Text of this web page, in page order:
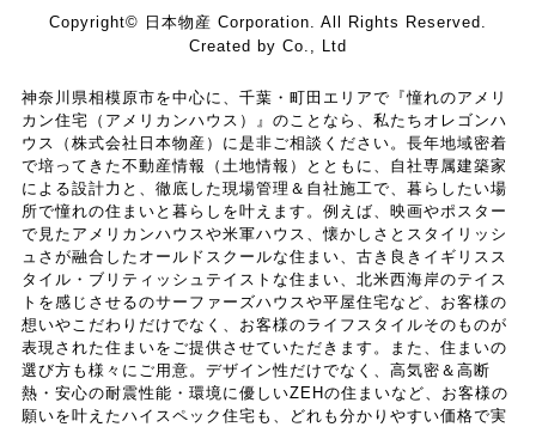
Copyright© 日本物産 Corporation. All Rights Reserved.
Created by Co., Ltd
神奈川県相模原市を中心に、千葉・町田エリアで『憧れのアメリ
カン住宅（アメリカンハウス）』のことなら、私たちオレゴンハ
ウス（株式会社日本物産）に是非ご相談ください。長年地域密着
で培ってきた不動産情報（土地情報）とともに、自社専属建築家
による設計力と、徹底した現場管理＆自社施工で、暮らしたい場
所で憧れの住まいと暮らしを叶えます。例えば、映画やポスター
で見たアメリカンハウスや米軍ハウス、懐かしさとスタイリッシ
ュさが融合したオールドスクールな住まい、古き良きイギリスス
タイル・ブリティッシュテイストな住まい、北米西海岸のテイス
トを感じさせるのサーファーズハウスや平屋住宅など、お客様の
想いやこだわりだけでなく、お客様のライフスタイルそのものが
表現された住まいをご提供させていただきます。また、住まいの
選び方も様々にご用意。デザイン性だけでなく、高気密＆高断
熱・安心の耐震性能・環境に優しいZEHの住まいなど、お客様の
願いを叶えたハイスペック住宅も、どれも分かりやすい価格で実